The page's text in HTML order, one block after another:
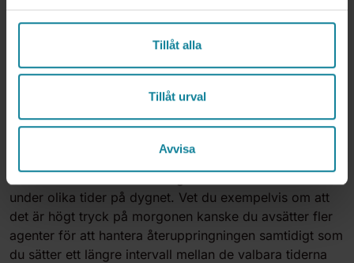
Tillåt alla
Tillåt urval
Avvisa
Planera bemanning
Tjänsten har även stöd för planering av bemanning. Du
kan på ett enkelt sätt ange exakt vilka öppettider som
under olika tider på dygnet. Vet du exempelvis om att
det är högt tryck på morgonen kanske du avsätter fler
agenter för att hantera återuppringningen samtidigt som
du sätter ett längre intervall mellan de valbara tiderna